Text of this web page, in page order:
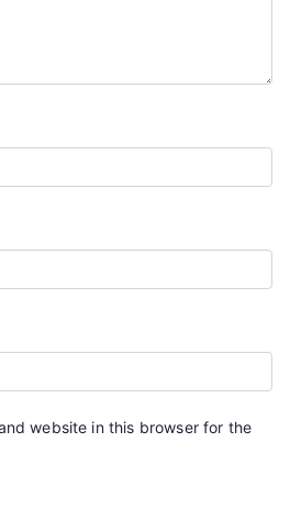
website in this browser for the